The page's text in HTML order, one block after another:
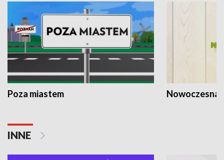
Poza miastem Nowoczesna
INNE